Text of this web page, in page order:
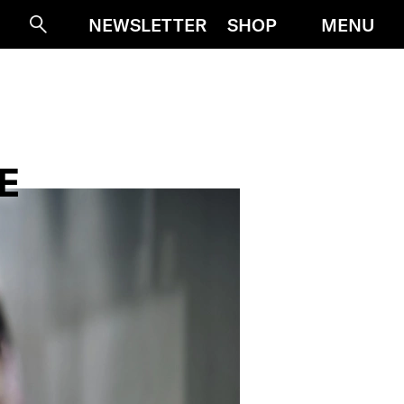
SucheNEWSLETTER SHOP MENU